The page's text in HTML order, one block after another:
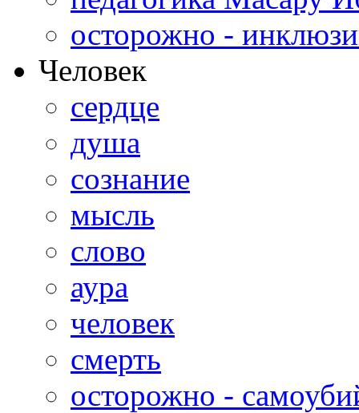
осторожно -
Человек
сердце
душа
сознание
мысль
слово
аура
человек
смерть
осторожно -